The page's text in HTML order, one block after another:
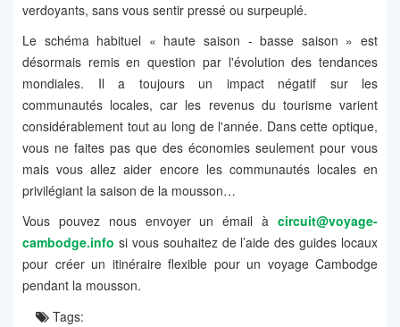
verdoyants, sans vous sentir pressé ou surpeuplé.
Le schéma habituel « haute saison - basse saison » est
désormais remis en question par l'évolution des tendances
mondiales. Il a toujours un impact négatif sur les
communautés locales, car les revenus du tourisme varient
considérablement tout au long de l'année. Dans cette optique,
vous ne faites pas que des économies seulement pour vous
mais vous allez aider encore les communautés locales en
privilégiant la saison de la mousson…
Vous pouvez nous envoyer un émail à circuit@voyage-
cambodge.info si vous souhaitez de l’aide des guides locaux
pour créer un itinéraire flexible pour un voyage Cambodge
pendant la mousson.
Tags: